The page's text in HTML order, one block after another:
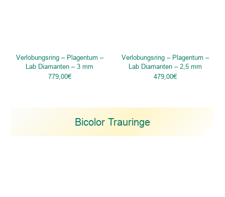
Verlobungsring – Plagentum –
Lab Diamanten – 3 mm
779,00€
Verlobungsring – Plagentum –
Lab Diamanten – 2,5 mm
479,00€
Bicolor Trauringe